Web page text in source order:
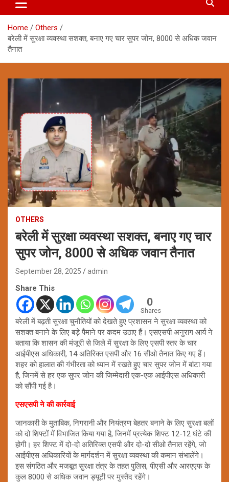
Home
Others
बरेली में सुरक्षा व्यवस्था सशक्त, बनाए गए चार सुपर जोन, 8000 से अधिक जवान
तैनात
OTHERS
बरेली में सुरक्षा व्यवस्था सशक्त, बनाए गए चार
सुपर जोन, 8000 से अधिक जवान तैनात
September 28, 2025 admin
Share This
0
Shares
बरेली में बढ़ती सुरक्षा चुनौतियों को देखते हुए प्रशासन ने सुरक्षा व्यवस्था को
सशक्त बनाने के लिए बड़े पैमाने पर कदम उठाए हैं। एसएसपी अनुराग आर्य ने
बताया कि शासन की मंजूरी से जिले में सुरक्षा के लिए एसपी स्तर के चार
आईपीएस अधिकारी, 14 अतिरिक्त एसपी और 16 सीओ तैनात किए गए हैं।
शहर को हालात की गंभीरता को ध्यान में रखते हुए चार सुपर जोन में बांटा गया
है, जिनमें से हर एक सुपर जोन की जिम्मेदारी एक-एक आईपीएस अधिकारी
को सौंपी गई है।
एसएसपी ने की कार्रवाई
जानकारी के मुताबिक, निगरानी और नियंत्रण बेहतर बनाने के लिए सुरक्षा बलों
को दो शिफ्टों में विभाजित किया गया है, जिनमें प्रत्येक शिफ्ट 12-12 घंटे की
होगी। हर शिफ्ट में दो-दो अतिरिक्त एसपी और दो-दो सीओ तैनात रहेंगे, जो
आईपीएस अधिकारियों के मार्गदर्शन में सुरक्षा व्यवस्था की कमान संभालेंगे।
इस संगठित और मजबूत सुरक्षा तंत्र के तहत पुलिस, पीएसी और आरएएफ के
कुल 8000 से अधिक जवान ड्यूटी पर मुस्तैद रहेंगे।